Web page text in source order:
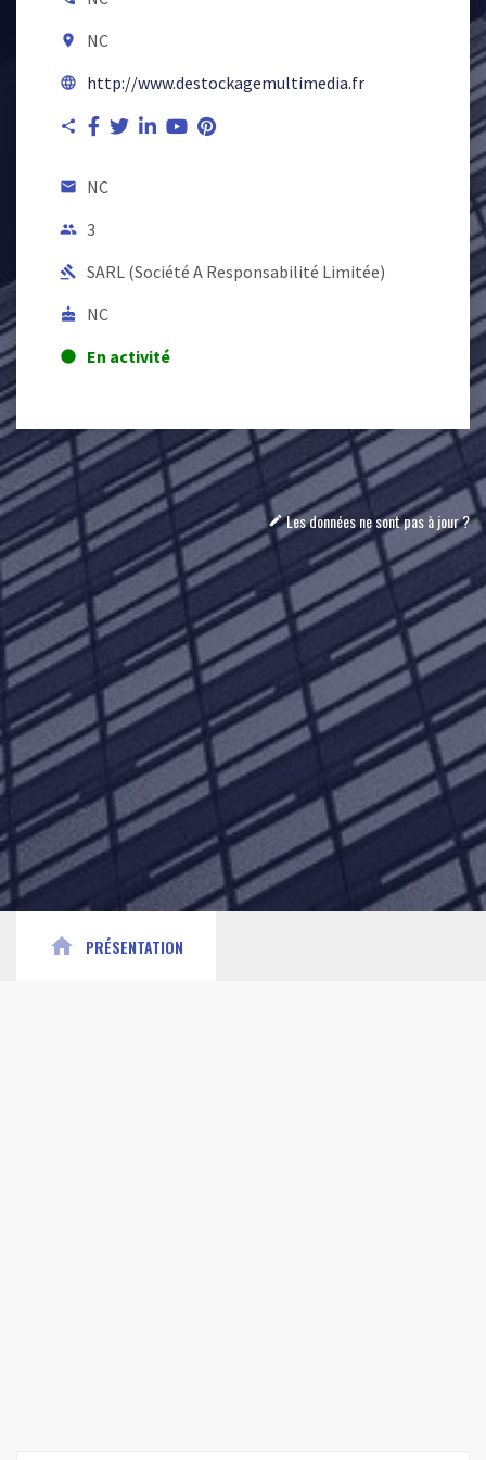
room NC
language http://www.destockagemultimedia.fr
share
email NC
people 3
gavel SARL (Société A Responsabilité Limitée)
cake NC
lens En activité
mode_editLes données ne sont pas à jour ?
home PRÉSENTATION